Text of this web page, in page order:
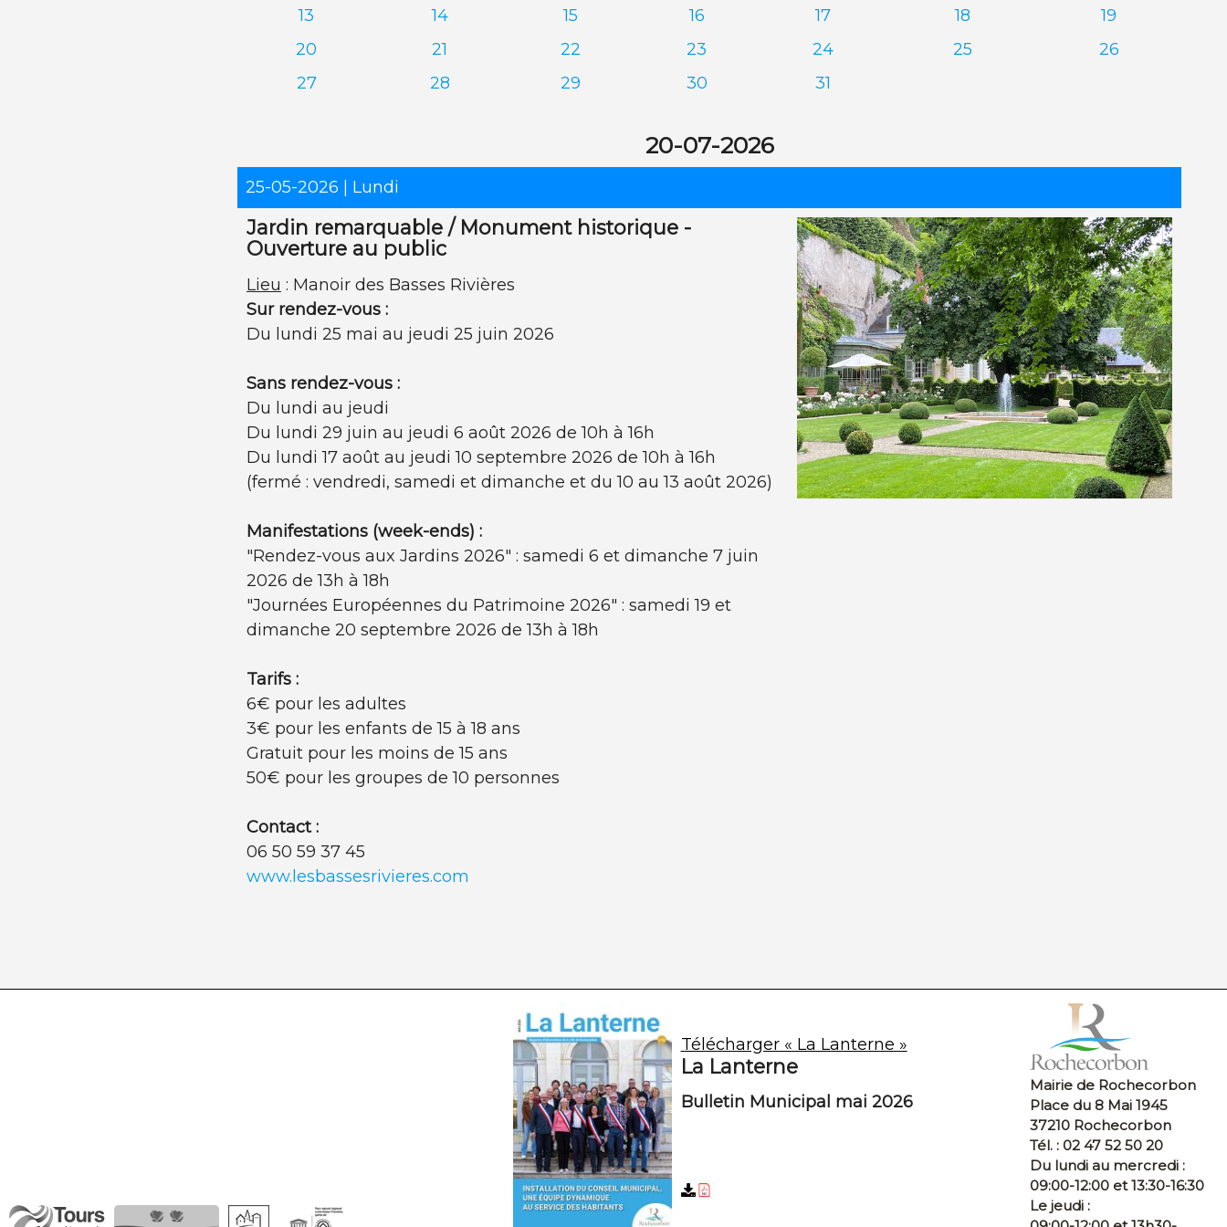
13
14 15 16 17 18
19
20
21 22 23 24 25
26
27
28 29 30 31
20-07-2026
25-05-2026 | Lundi
Jardin remarquable / Monument historique -
Ouverture au public
Lieu : Manoir des Basses Rivières
Sur rendez-vous :
Du lundi 25 mai au jeudi 25 juin 2026
Sans rendez-vous :
Du lundi au jeudi
Du lundi 29 juin au jeudi 6 août 2026 de 10h à 16h
Du lundi 17 août au jeudi 10 septembre 2026 de 10h à 16h
(fermé : vendredi, samedi et dimanche et du 10 au 13 août 2026)
Manifestations (week-ends) :
"Rendez-vous aux Jardins 2026" : samedi 6 et dimanche 7 juin
2026 de 13h à 18h
"Journées Européennes du Patrimoine 2026" : samedi 19 et
dimanche 20 septembre 2026 de 13h à 18h
Tarifs :
6€ pour les adultes
3€ pour les enfants de 15 à 18 ans
Gratuit pour les moins de 15 ans
50€ pour les groupes de 10 personnes
Contact :
06 50 59 37 45
www.lesbassesrivieres.com
Télécharger « La Lanterne »
La Lanterne
Bulletin Municipal mai 2026
Mairie de Rochecorbon
Place du 8 Mai 1945
37210 Rochecorbon
Tél. : 02 47 52 50 20
Du lundi au mercredi :
09:00-12:00 et 13:30-16:30
Le jeudi :